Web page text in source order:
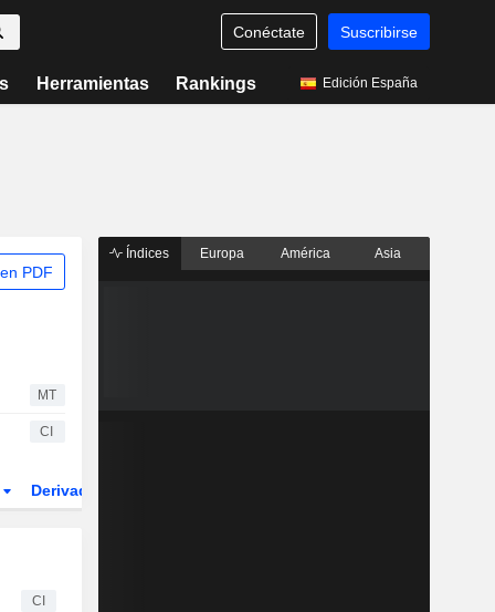
Conéctate Suscribirse
Herramientas Rankings Edición España
PDF
MT
CI
Derivados
CI
Índices Europa América Asia